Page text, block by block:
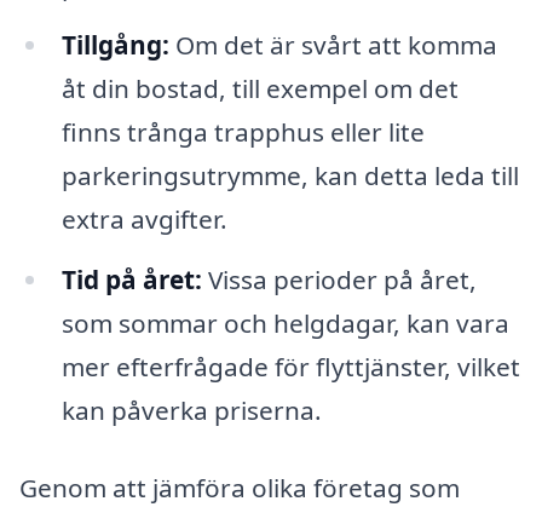
Tillgång: Om det är svårt att komma
åt din bostad, till exempel om det
finns trånga trapphus eller lite
parkeringsutrymme, kan detta leda till
extra avgifter.
Tid på året: Vissa perioder på året,
som sommar och helgdagar, kan vara
mer efterfrågade för flyttjänster, vilket
kan påverka priserna.
Genom att jämföra olika företag som